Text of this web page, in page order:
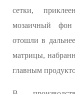
сетки,
мозаичный фон
отошли в
матрицы,
главным